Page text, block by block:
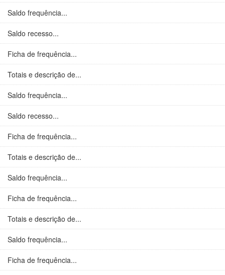
Saldo frequência...
Saldo recesso...
Ficha de frequência...
Totais e descrição de...
Saldo frequência...
Saldo recesso...
Ficha de frequência...
Totais e descrição de...
Saldo frequência...
Ficha de frequência...
Totais e descrição de...
Saldo frequência...
Ficha de frequência...